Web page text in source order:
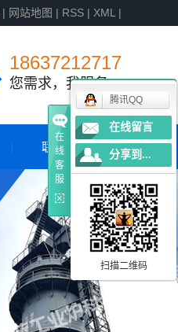
| 网站地图 | RSS | XML |
18637212717
您需求，我服务
联系我们
在
线
客
服
腾讯QQ
在线留言
分享到...
扫描二维码